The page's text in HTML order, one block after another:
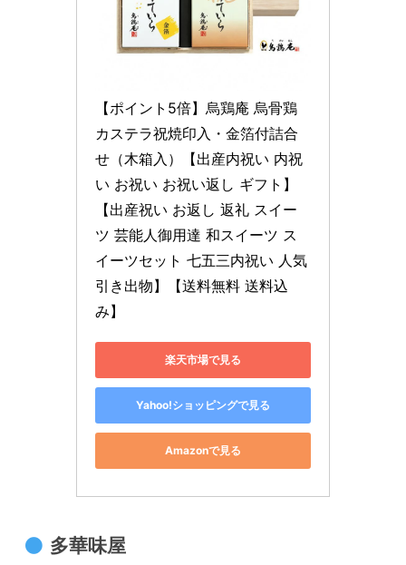
【ポイント5倍】烏鶏庵 烏骨鶏
カステラ祝焼印入・金箔付詰合
せ（木箱入）【出産内祝い 内祝
い お祝い お祝い返し ギフト】
【出産祝い お返し 返礼 スイー
ツ 芸能人御用達 和スイーツ ス
イーツセット 七五三内祝い 人気
引き出物】【送料無料 送料込
み】
楽天市場で見る
Yahoo!ショッピングで見る
Amazonで見る
多華味屋